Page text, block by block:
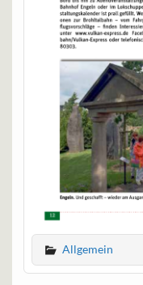
Allgemein